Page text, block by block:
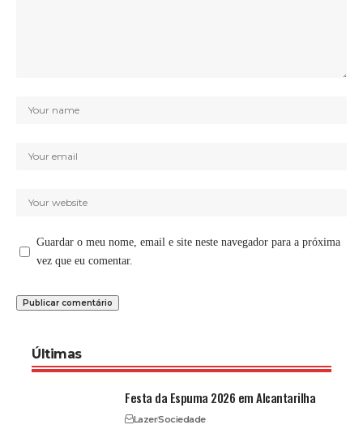
Guardar o meu nome, email e site neste navegador para a próxima
vez que eu comentar.
Últimas
Festa da Espuma 2026 em Alcantarilha
LazerSociedade